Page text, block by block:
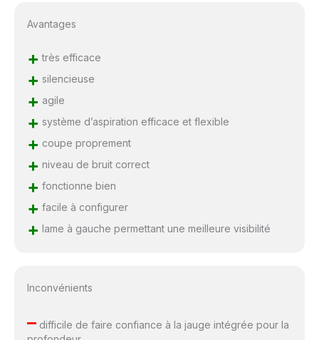
Avantages
+ très efficace
+ silencieuse
+ agile
+ système d’aspiration efficace et flexible
+ coupe proprement
+ niveau de bruit correct
+ fonctionne bien
+ facile à configurer
+ lame à gauche permettant une meilleure visibilité
Inconvénients
–difficile de faire confiance à la jauge intégrée pour la